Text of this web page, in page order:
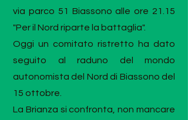
via parco 51 Biassono alle ore 21.15
"Per il Nord riparte la battaglia".
Oggi un comitato ristretto ha dato
seguito al raduno del mondo
autonomista del Nord di Biassono del
15 ottobre.
La Brianza si confronta, non mancare